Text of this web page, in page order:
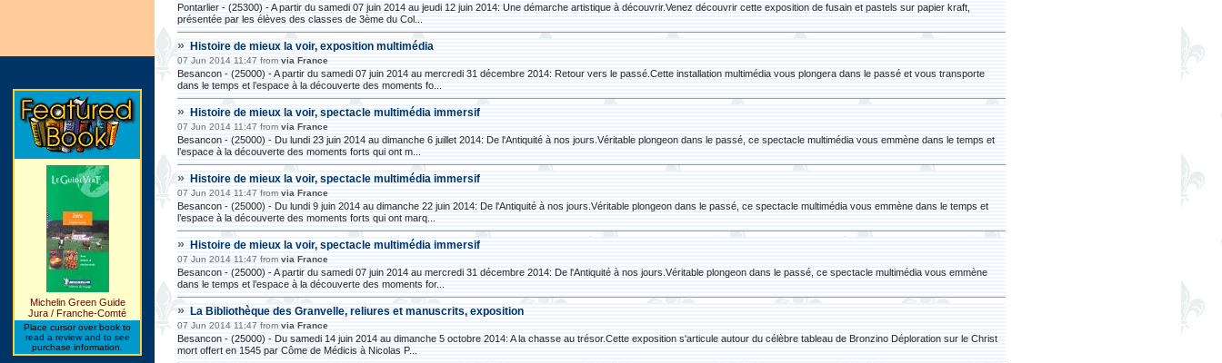
Michelin Green Guide
Jura / Franche-Comté
Place cursor over book to
read a review and to see
purchase information.
Pontarlier - (25300) - A partir du samedi 07 juin 2014 au jeudi 12 juin 2014: Une démarche artistique à découvrir.Venez découvrir cette exposition de fusain et pastels sur papier kraft,
présentée par les élèves des classes de 3ème du Col...
» Histoire de mieux la voir, exposition multimédia
07 Jun 2014 11:47 from via France
Besancon - (25000) - A partir du samedi 07 juin 2014 au mercredi 31 décembre 2014: Retour vers le passé.Cette installation multimédia vous plongera dans le passé et vous transporte
dans le temps et l’espace à la découverte des moments fo...
» Histoire de mieux la voir, spectacle multimédia immersif
07 Jun 2014 11:47 from via France
Besancon - (25000) - Du lundi 23 juin 2014 au dimanche 6 juillet 2014: De l'Antiquité à nos jours.Véritable plongeon dans le passé, ce spectacle multimédia vous emmène dans le temps et
l’espace à la découverte des moments forts qui ont m...
» Histoire de mieux la voir, spectacle multimédia immersif
07 Jun 2014 11:47 from via France
Besancon - (25000) - Du lundi 9 juin 2014 au dimanche 22 juin 2014: De l'Antiquité à nos jours.Véritable plongeon dans le passé, ce spectacle multimédia vous emmène dans le temps et
l’espace à la découverte des moments forts qui ont marq...
» Histoire de mieux la voir, spectacle multimédia immersif
07 Jun 2014 11:47 from via France
Besancon - (25000) - A partir du samedi 07 juin 2014 au mercredi 31 décembre 2014: De l'Antiquité à nos jours.Véritable plongeon dans le passé, ce spectacle multimédia vous emmène
dans le temps et l’espace à la découverte des moments for...
» La Bibliothèque des Granvelle, reliures et manuscrits, exposition
07 Jun 2014 11:47 from via France
Besancon - (25000) - Du samedi 14 juin 2014 au dimanche 5 octobre 2014: A la chasse au trésor.Cette exposition s'articule autour du célèbre tableau de Bronzino Déploration sur le Christ
mort offert en 1545 par Côme de Médicis à Nicolas P...